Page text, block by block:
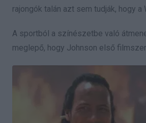
rajongók talán azt sem tudják, hogy
A sportból a színészetbe való
meglepő, hogy Johnson első